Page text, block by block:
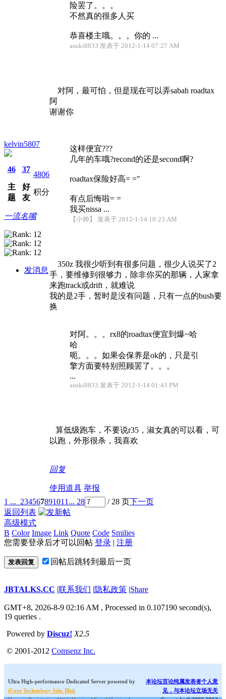
kelvin5807
46
主
题
37
好
友
4806
积分
一流名嘴
发消息
险罢了。。。
不然真的很多人买
恭喜楼主哦。。。你的 ...
asuki8833 发表于 2012-1-14 07:27 AM
对阿，最可怕，但是现在可以弄sabah roadtax
阿
谢谢你
这样便宜???
几年的车哦?recond的还是second啊?
roadtax保险好高= ="
有点后悔啦= =
我买nissa ...
【小帅】 发表于 2012-1-14 10:23 AM
350z 我很少听到有很多问题，很少人说买了2
手，要维修到很够力，除非你买的那辆，人家拿
来跑track或drift，就难说
我的是2手，暂时是没有问题，只有一点的bush要
换
对阿。。。rx8的roadtax便宜到爆~哈
哈
呃。。。如果会保养是ok的，只是引
擎方面要特别照顾罢了。。。
...
asuki8833 发表于 2012-1-14 01:43 PM
算低级跑车，不要说r35，淑女真的可以看，可
以跑，外形很杀，我喜欢
回复
使用道具 举报
1 ... 234567891011 ... 28 / 28 页下一页
返回列表
高级模式
B Color Image Link Quote Code Smilies
您需要登录后才可以回帖 登录 | 注册
发表回复 回帖后跳转到最后一页
JBTALKS.CC |联系我们 |隐私政策 |Share
GMT+8, 2026-8-9 02:16 AM , Processed in 0.107190 second(s),
19 queries .
Powered by Discuz! X2.5
© 2001-2012 Comsenz Inc.
Ultra High-performance Dedicated Server powered by
iCore Technology Sdn. Bhd.
本论坛言论纯属发表者个人意
见，与本论坛立场无关